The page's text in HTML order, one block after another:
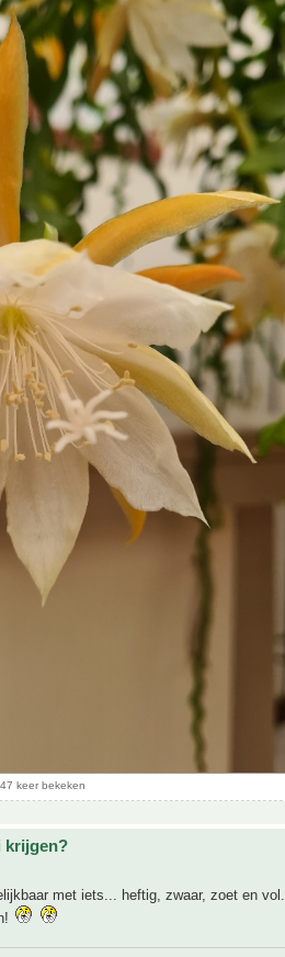
keer bekeken
krijgen?
met iets... heftig, zwaar, zoet en vol.